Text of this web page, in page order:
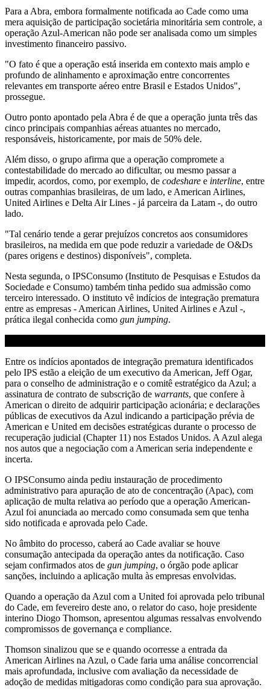
Para a Abra, embora formalmente notificada ao Cade como uma
mera aquisição de participação societária minoritária sem controle, a
operação Azul-American não pode ser analisada como um simples
investimento financeiro passivo.
"O fato é que a operação está inserida em contexto mais amplo e
profundo de alinhamento e aproximação entre concorrentes
relevantes em transporte aéreo entre Brasil e Estados Unidos",
prossegue.
Outro ponto apontado pela Abra é de que a operação junta três das
cinco principais companhias aéreas atuantes no mercado,
responsáveis, historicamente, por mais de 50% dele.
Além disso, o grupo afirma que a operação compromete a
contestabilidade do mercado ao dificultar, ou mesmo passar a
impedir, acordos, como, por exemplo, de codeshare e interline, entre
outras companhias brasileiras, de um lado, e American Airlines,
United Airlines e Delta Air Lines - já parceira da Latam -, do outro
lado.
"Tal cenário tende a gerar prejuízos concretos aos consumidores
brasileiros, na medida em que pode reduzir a variedade de O&Ds
(pares origens e destinos) disponíveis", completa.
Nesta segunda, o IPSConsumo (Instituto de Pesquisas e Estudos da
Sociedade e Consumo) também tinha pedido sua admissão como
terceiro interessado. O instituto vê indícios de integração prematura
entre as empresas - American Airlines, United Airlines e Azul -,
prática ilegal conhecida como gun jumping.
Entre os indícios apontados de integração prematura identificados
pelo IPS estão a eleição de um executivo da American, Jeff Ogar,
para o conselho de administração e o comitê estratégico da Azul; a
assinatura de contrato de subscrição de warrants, que confere à
American o direito de adquirir participação acionária; e declarações
públicas de executivos da Azul indicando a participação prévia de
American e United em decisões estratégicas durante o processo de
recuperação judicial (Chapter 11) nos Estados Unidos. A Azul alega
nos autos que a negociação com a American seria independente e
incerta.
O IPSConsumo ainda pediu instauração de procedimento
administrativo para apuração de ato de concentração (Apac), com
aplicação de multa relativa ao período que a operação American-
Azul foi anunciada ao mercado como consumada sem que tenha
sido notificada e aprovada pelo Cade.
No âmbito do processo, caberá ao Cade avaliar se houve
consumação antecipada da operação antes da notificação. Caso
sejam confirmados atos de gun jumping, o órgão pode aplicar
sanções, incluindo a aplicação multa às empresas envolvidas.
Quando a operação da Azul com a United foi aprovada pelo tribunal
do Cade, em fevereiro deste ano, o relator do caso, hoje presidente
interino Diogo Thomson, apresentou algumas ressalvas envolvendo
compromissos de governança e compliance.
Thomson sinalizou que se e quando ocorresse a entrada da
American Airlines na Azul, o Cade faria uma análise concorrencial
mais aprofundada, inclusive com avaliação da necessidade de
adoção de medidas mitigadoras como condição para sua aprovação.